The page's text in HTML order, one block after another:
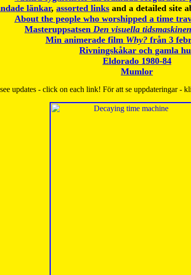
länkar, assorted links and a detailed site
About the people who worshipped a time
Masteruppsatsen Den visuella tidsmaskinen
Min animerade film Why?från 3
Rivningskåkar och gamla
Eldorado 1980-84
Mumlor
updates - click on each link! För att se uppdateringar -